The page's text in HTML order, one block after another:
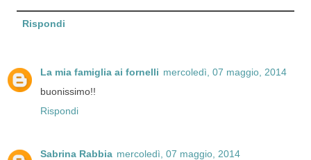
Rispondi
La mia famiglia ai fornelli mercoledì, 07 maggio, 2014
buonissimo!!
Rispondi
Sabrina Rabbia mercoledì, 07 maggio, 2014